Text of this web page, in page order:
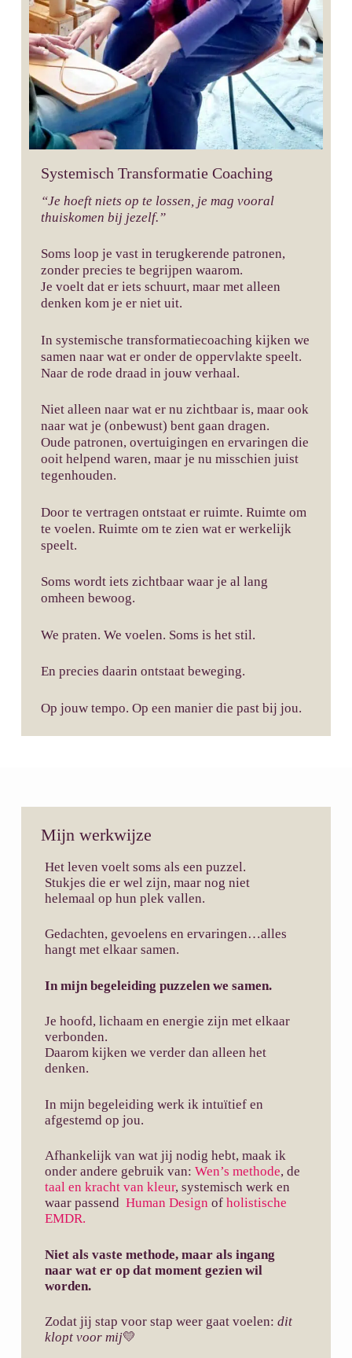
Systemisch Transformatie Coaching
“Je hoeft niets op te lossen, je mag vooral
thuiskomen bij jezelf.”
Soms loop je vast in terugkerende patronen,
zonder precies te begrijpen waarom.
Je voelt dat er iets schuurt, maar met alleen
denken kom je er niet uit.
In systemische transformatiecoaching kijken we
samen naar wat er onder de oppervlakte speelt.
Naar de rode draad in jouw verhaal.
Niet alleen naar wat er nu zichtbaar is, maar ook
naar wat je (onbewust) bent gaan dragen.
Oude patronen, overtuigingen en ervaringen die
ooit helpend waren, maar je nu misschien juist
tegenhouden.
Door te vertragen ontstaat er ruimte. Ruimte om
te voelen. Ruimte om te zien wat er werkelijk
speelt.
Soms wordt iets zichtbaar waar je al lang
omheen bewoog.
We praten. We voelen. Soms is het stil.
En precies daarin ontstaat beweging.
Op jouw tempo. Op een manier die past bij jou.
Mijn werkwijze
Het leven voelt soms als een puzzel.
Stukjes die er wel zijn, maar nog niet
helemaal op hun plek vallen.
Gedachten, gevoelens en ervaringen…alles
hangt met elkaar samen.
In mijn begeleiding puzzelen we samen.
Je hoofd, lichaam en energie zijn met elkaar
verbonden.
Daarom kijken we verder dan alleen het
denken.
In mijn begeleiding werk ik intuïtief en
afgestemd op jou.
Afhankelijk van wat jij nodig hebt, maak ik
onder andere gebruik van: Wen’s methode, de
taal en kracht van kleur, systemisch werk en
waar passend Human Design of holistische
EMDR.
Niet als vaste methode, maar als ingang
naar wat er op dat moment gezien wil
worden.
Zodat jij stap voor stap weer gaat voelen: dit
klopt voor mij💛